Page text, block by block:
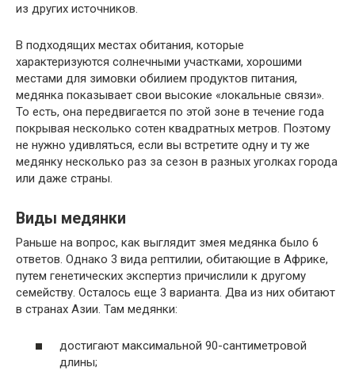
из других источников.
В подходящих местах обитания, которые
характеризуются солнечными участками, хорошими
местами для зимовки обилием продуктов питания,
медянка показывает свои высокие «локальные связи».
То есть, она передвигается по этой зоне в течение года
покрывая несколько сотен квадратных метров. Поэтому
не нужно удивляться, если вы встретите одну и ту же
медянку несколько раз за сезон в разных уголках города
или даже страны.
Виды медянки
Раньше на вопрос, как выглядит змея медянка было 6
ответов. Однако 3 вида рептилии, обитающие в Африке,
путем генетических экспертиз причислили к другому
семейству. Осталось еще 3 варианта. Два из них обитают
в странах Азии. Там медянки:
достигают максимальной 90-сантиметровой
длины;